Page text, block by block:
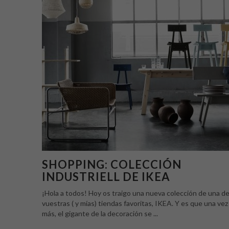
SHOPPING: COLECCIÓN
INDUSTRIELL DE IKEA
¡Hola a todos! Hoy os traigo una nueva colección de una de
vuestras ( y mías) tiendas favoritas, IKEA. Y es que una vez
más, el gigante de la decoración se ...